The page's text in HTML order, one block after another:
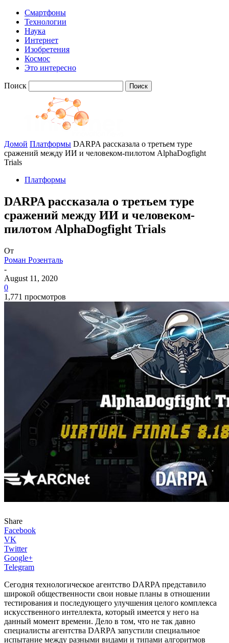
Смартфоны
Технологии
Наука
Интернет
Изобретения
Космос
Это интересно
Поиск
Домой Платформы DARPA рассказала о третьем туре
сражений между ИИ и человеком-пилотом AlphaDogfight
Trials
Платформы
DARPA рассказала о третьем туре
сражений между ИИ и человеком-
пилотом AlphaDogfight Trials
От
Роман Розенталь
-
August 11, 2020
0
1,771 просмотров
Share
Facebook
VK
Twitter
Google+
Telegram
Сегодня технологическое агентство DARPA представило
широкой общественности свои новые планы в отношении
тестирования и последующего улучшения целого комплекса
искусственного интеллекта, который имеется у него на
данный момент времени. Дело в том, что не так давно
специалисты агентства DARPA запустили специальное
испытание между разными видами и типами алгоритмов